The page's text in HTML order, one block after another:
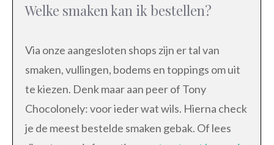
Welke smaken kan ik bestellen?
Via onze aangesloten shops zijn er tal van
smaken, vullingen, bodems en toppings om uit
te kiezen. Denk maar aan peer of Tony
Chocolonely: voor ieder wat wils. Hierna check
je de meest bestelde smaken gebak. Of lees